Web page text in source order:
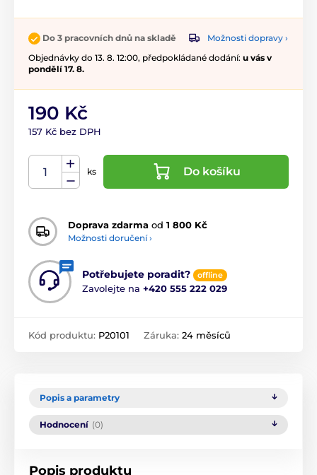
Do 3 pracovních dnů na skladě
Možnosti dopravy ›
Objednávky do 13. 8. 12:00, předpokládané dodání: u vás v
pondělí 17. 8.
190 Kč
157 Kč bez DPH
ks Do košíku
Doprava zdarma od 1 800 Kč
Možnosti doručení ›
Potřebujete poradit? offline
Zavolejte na +420 555 222 029
Kód produktu: P20101 Záruka: 24 měsíců
Popis a parametry
Hodnocení (0)
Popis produktu